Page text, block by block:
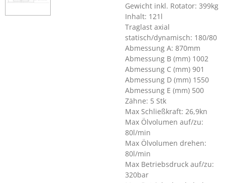
Gewicht inkl. Rotator: 399kg
Inhalt: 121l
Traglast axial
statisch/dynamisch: 180/80
Abmessung A: 870mm
Abmessung B (mm) 1002
Abmessung C (mm) 901
Abmessung D (mm) 1550
Abmessung E (mm) 500
Zähne: 5 Stk
Max Schließkraft: 26,9kn
Max Ölvolumen auf/zu:
80l/min
Max Ölvolumen drehen:
80l/min
Max Betriebsdruck auf/zu:
320bar